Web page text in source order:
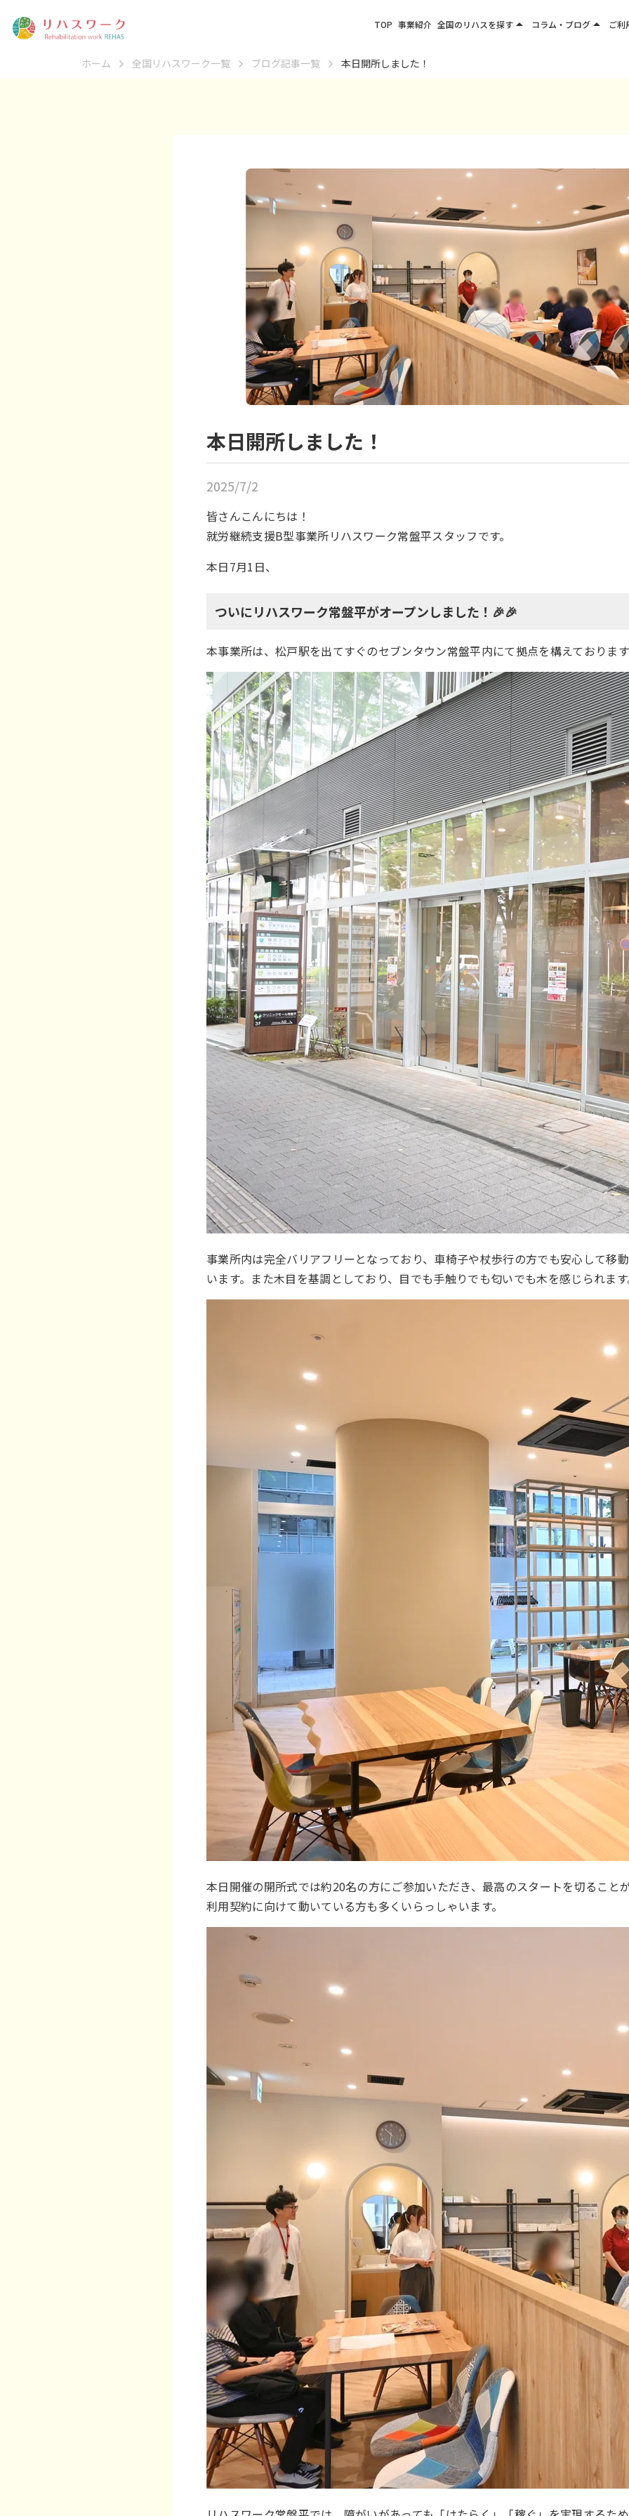
ホーム 全国リハスワーク一覧 ブログ記事一覧 本日開所しました！
本日開所しました！
2025/7/2
皆さんこんにちは！
就労継続支援B型事業所リハスワーク常盤平スタッフです。
本日7月1日、
ついにリハスワーク常盤平がオープンしました！🎉🎉
本事業所は、松戸駅を出てすぐのセブンタウン常盤平内にて拠点を構えておりま
事業所内は完全バリアフリーとなっており、車椅子や杖歩行の方でも安心して移
います。また木目を基調としており、目でも手触りでも匂いでも木を感じられま
本日開催の開所式では約20名の方にご参加いただき、最高のスタートを切ること
利用契約に向けて動いている方も多くいらっしゃいます。
TOP 事業紹介 全国のリハスを探すarrow_drop_up
四国・九州エリア
コラム・ブログarrow_drop_up ご利